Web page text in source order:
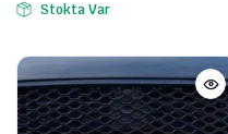
Stokta Var